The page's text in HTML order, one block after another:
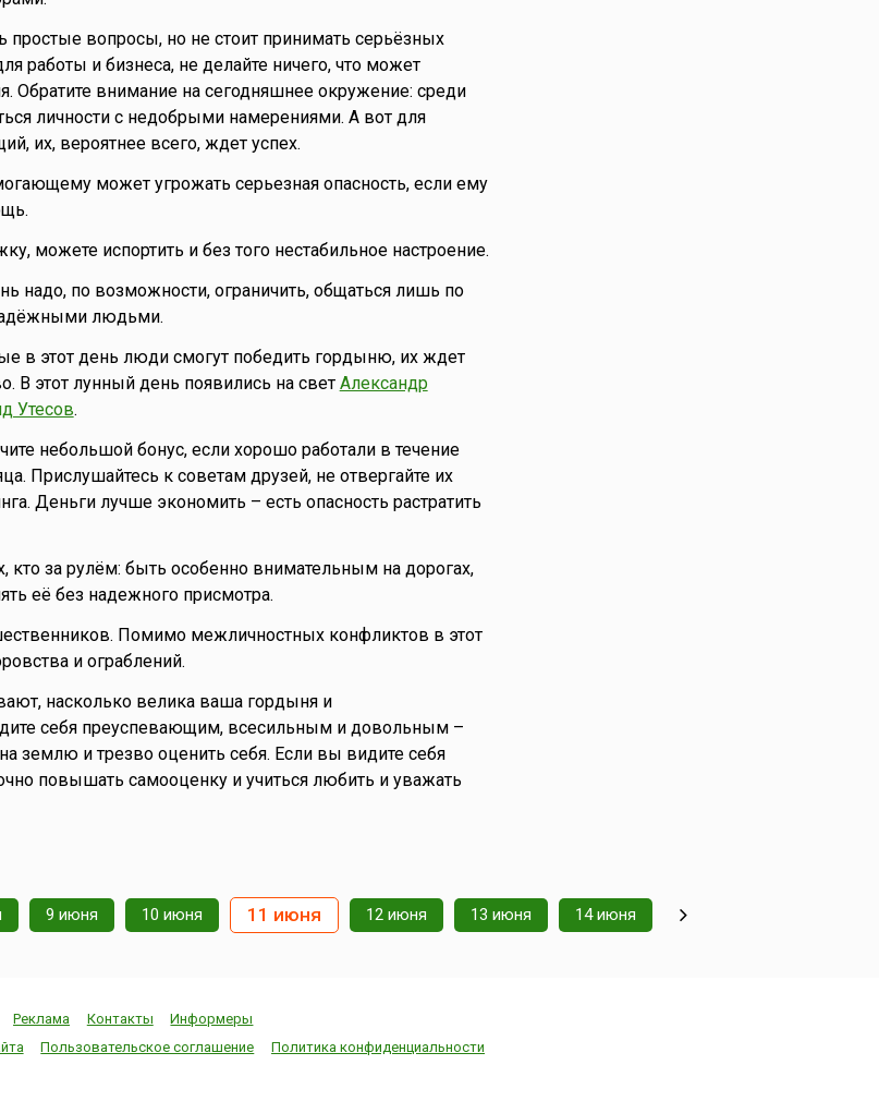
вопросы, но не стоит принимать серьёзных
работы и бизнеса, не делайте ничего, что может
Обратите внимание на сегодняшнее окружение: среди
личности с недобрыми намерениями. А вот для
их, вероятнее всего, ждет успех.
может угрожать серьезная опасность, если ему
можете испортить и без того нестабильное настроение.
надо, по возможности, ограничить, общаться лишь по
людьми.
в этот день люди смогут победить гордыню, их ждет
В этот лунный день появились на свет Александр
Утесов.
небольшой бонус, если хорошо работали в течение
Прислушайтесь к советам друзей, не отвергайте их
Деньги лучше экономить – есть опасность растратить
кто за рулём: быть особенно внимательным на дорогах,
её без надежного присмотра.
Помимо межличностных конфликтов в этот
и ограблений.
насколько велика ваша гордыня и
себя преуспевающим, всесильным и довольным –
на землю и трезво оценить себя. Если вы видите себя
повышать самооценку и учиться любить и уважать
9 июня 10 июня 11 июня 12 июня 13 июня 14 июня
Реклама Контакты
Информеры
Пользовательское соглашение Политика конфиденциальности